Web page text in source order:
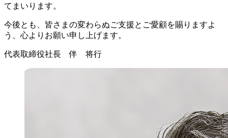
てまいります。
今後とも、皆さまの変わらぬご支援とご愛顧を賜りますよ
う、心よりお願い申し上げます。
代表取締役社長 伴 将行